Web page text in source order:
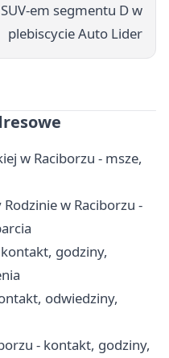
em segmentu D w
plebiscycie Auto Lider
w Raciborzu - msze,
w Raciborzu -
godziny,
odwiedziny,
- kontakt, godziny,